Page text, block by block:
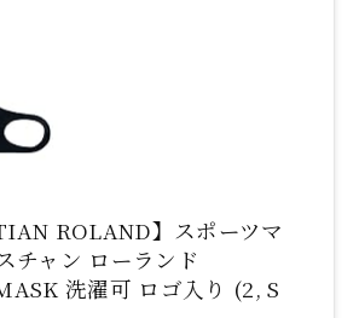
ROLAND】スポーツマ
チャン ローランド
洗濯可 ロゴ入り (2, S